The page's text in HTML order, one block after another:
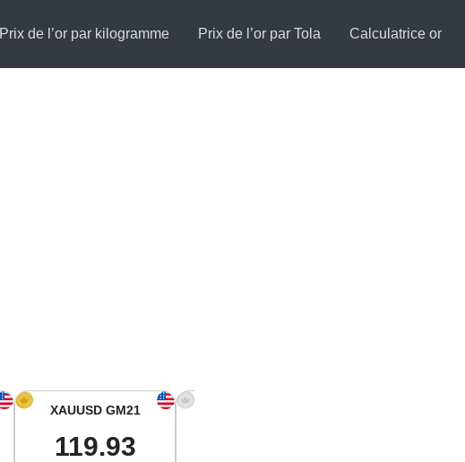
Prix de l’or par kilogramme Prix de l’or par Tola Calculatrice or
XAUUSD GM21
119.93